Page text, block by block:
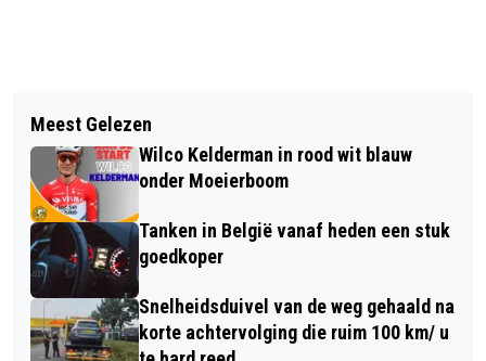
BRABANTS LANDSCHAP KRIJGT
FINANCIERING VOOR HERSTEL
NATUURGEBIED PANNENHOEF
ONDERNEMENDE BRABANDERS
NEMEN NATUUR IN EIGEN HAND
Meest Gelezen
Wilco Kelderman in rood wit blauw
onder Moeierboom
Tanken in België vanaf heden een stuk
goedkoper
Snelheidsduivel van de weg gehaald na
korte achtervolging die ruim 100 km/ u